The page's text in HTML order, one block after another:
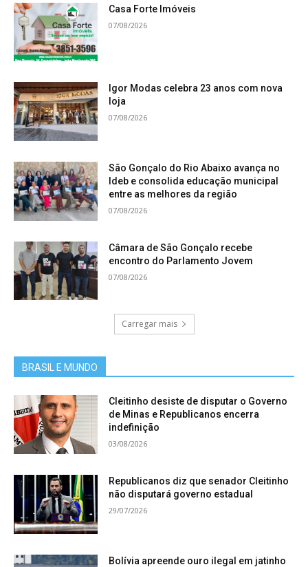
Casa Forte Imóveis
07/08/2026
Igor Modas celebra 23 anos com nova
loja
07/08/2026
São Gonçalo do Rio Abaixo avança no
Ideb e consolida educação municipal
entre as melhores da região
07/08/2026
Câmara de São Gonçalo recebe
encontro do Parlamento Jovem
07/08/2026
Carregar mais
BRASIL E MUNDO
Cleitinho desiste de disputar o Governo
de Minas e Republicanos encerra
indefinição
03/08/2026
Republicanos diz que senador Cleitinho
não disputará governo estadual
29/07/2026
Bolívia apreende ouro ilegal em jatinho